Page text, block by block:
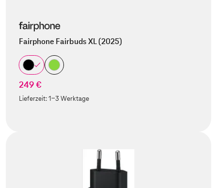
Fairphone Fairbuds XL (2025)
249 €
Lieferzeit:1-3 Werktage